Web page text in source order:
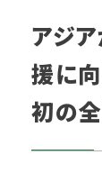
アジ
援に
初の